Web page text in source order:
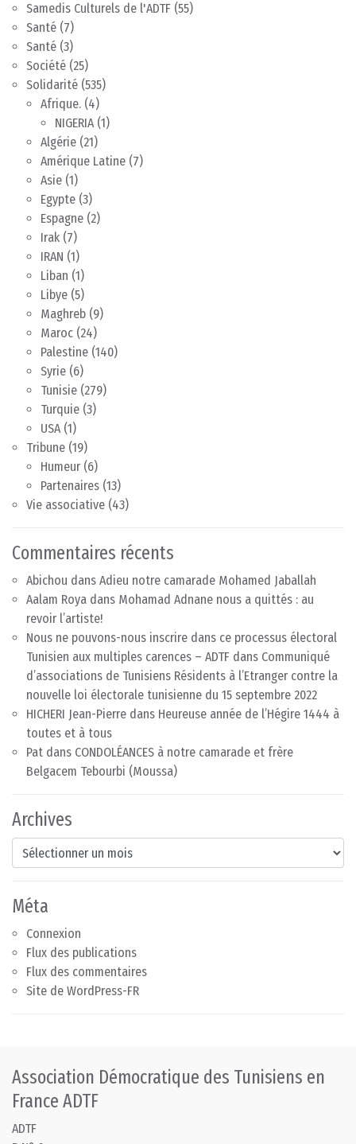
Samedis Culturels de l'ADTF (55)
Santé (7)
Santé (3)
Société (25)
Solidarité (535)
Afrique. (4)
NIGERIA(1)
Algérie (21)
Amérique Latine (7)
Asie (1)
Egypte (3)
Espagne (2)
Irak (7)
IRAN (1)
Liban (1)
Libye (5)
Maghreb (9)
Maroc (24)
Palestine (140)
Syrie (6)
Tunisie (279)
Turquie (3)
USA(1)
Tribune (19)
Humeur (6)
Partenaires (13)
Vie associative (43)
Commentaires récents
Abichou dans Adieu notre camarade Mohamed Jaballah
Aalam Roya dans Mohamad Adnane nous a quittés : au
revoir l’artiste!
Nous ne pouvons-nous inscrire dans ce processus électoral
Tunisien aux multiples carences – ADTF dans Communiqué
d’associations de Tunisiens Résidents à l’Etranger contre la
nouvelle loi électorale tunisienne du 15 septembre 2022
HICHERI Jean-Pierre dans Heureuse année de l’Hégire 1444 à
toutes et à tous
Pat dans CONDOLÉANCES à notre camarade et frère
Belgacem Tebourbi (Moussa)
Archives
Archives
Méta
Connexion
Flux des publications
Flux des commentaires
Site de WordPress-FR
Association Démocratique des Tunisiens en
France ADTF
ADTF